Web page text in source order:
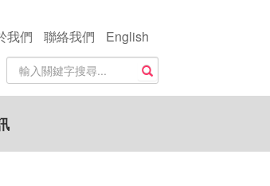
我們 聯絡我們
English
站
內
搜
尋
關
鍵
搜尋